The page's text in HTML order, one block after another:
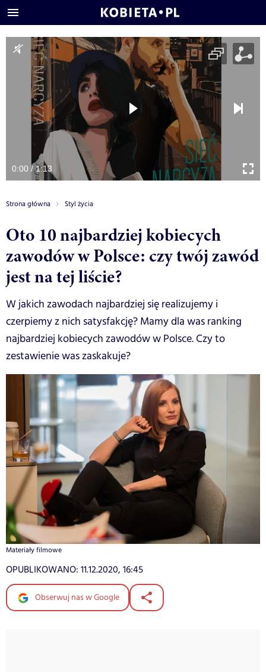
0:00 / 1:13
Strona główna Styl życia
Oto 10 najbardziej kobiecych
zawodów w Polsce: czy twój zawód
jest na tej liście?
W jakich zawodach najbardziej się realizujemy i
czerpiemy z nich satysfakcję? Mamy dla was ranking
najbardziej kobiecych zawodów w Polsce. Czy to
zestawienie was zaskakuje?
Materiały filmowe
OPUBLIKOWANO: 11.12.2020, 16:45
Obserwuj nas w Google